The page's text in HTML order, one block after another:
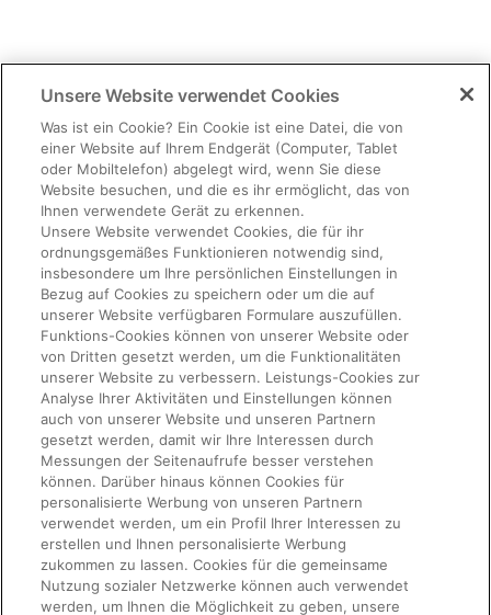
Unsere Website verwendet Cookies
Was ist ein Cookie? Ein Cookie ist eine Datei, die von
einer Website auf Ihrem Endgerät (Computer, Tablet
oder Mobiltelefon) abgelegt wird, wenn Sie diese
Website besuchen, und die es ihr ermöglicht, das von
Ihnen verwendete Gerät zu erkennen.
Unsere Website verwendet Cookies, die für ihr
ordnungsgemäßes Funktionieren notwendig sind,
insbesondere um Ihre persönlichen Einstellungen in
Bezug auf Cookies zu speichern oder um die auf
unserer Website verfügbaren Formulare auszufüllen.
Funktions-Cookies können von unserer Website oder
von Dritten gesetzt werden, um die Funktionalitäten
unserer Website zu verbessern. Leistungs-Cookies zur
Analyse Ihrer Aktivitäten und Einstellungen können
auch von unserer Website und unseren Partnern
gesetzt werden, damit wir Ihre Interessen durch
Messungen der Seitenaufrufe besser verstehen
können. Darüber hinaus können Cookies für
personalisierte Werbung von unseren Partnern
verwendet werden, um ein Profil Ihrer Interessen zu
erstellen und Ihnen personalisierte Werbung
zukommen zu lassen. Cookies für die gemeinsame
Nutzung sozialer Netzwerke können auch verwendet
werden, um Ihnen die Möglichkeit zu geben, unsere